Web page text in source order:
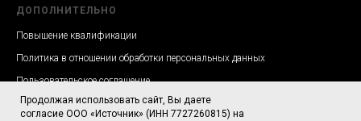
ДОПОЛНИТЕЛЬНО
Повышение квалификации
Политика в отношении обработки персональных данных
Пользовательское соглашение
Согласие на обработку персональных данных
Продолжая использовать сайт, Вы даете
согласие ООО «Источник» (ИНН 7727260815) на